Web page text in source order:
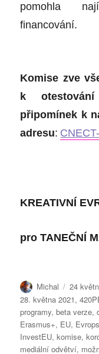
pomohla
financování.
Komise zve
k
připomínek k
adresu:
KREATIVNÍ
proTANEČNÍ
Autor:
Michal 24
28. května 2021,
programy,beta verze,
Erasmus+, EU,
InvestEU,komise,
mediální odvětví,